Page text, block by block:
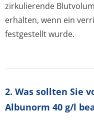
zirkulierende
erhalten, wenn ein
festgestellt wurde.
2. Was sollten Sie
Albunorm 40 g/l